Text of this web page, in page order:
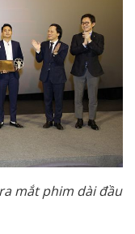
mắt phim dài đầu